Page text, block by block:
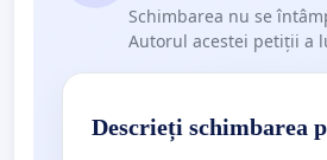
Schimbarea nu se
Autorul acestei petiții a
Descrieți schimbarea